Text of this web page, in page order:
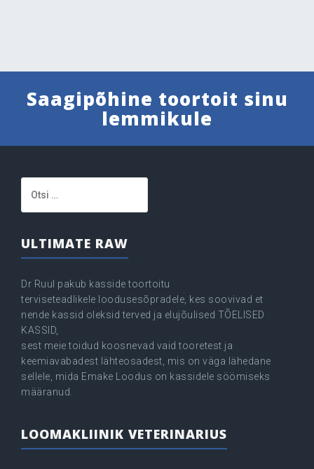
Saagipõhine toortoit sinu
lemmikule
ULTIMATE RAW
Dr Ruul pakub kasside toortoitu
terviseteadlikele loodusesõpradele, kes soovivad et
nende kassid oleksid terved ja elujõulised TÕELISED
KASSID,
sest meie toidud koosnevad vaid tooretest ja
keemiavabadest lähteosadest, mis on väga lähedane
sellele, mida Emake Loodus on kassidele söömiseks
määranud.
LOOMAKLIINIK VETERINARIUS